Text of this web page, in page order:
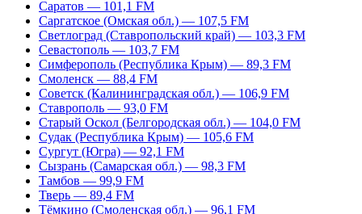
Саратов — 101,1 FM
Саргатское (Омская обл.) — 107,5 FM
Светлоград (Ставропольский край) — 103,3 FM
Севастополь — 103,7 FM
Симферополь (Республика Крым) — 89,3 FM
Смоленск — 88,4 FM
Советск (Калининградская обл.) — 106,9 FM
Ставрополь — 93,0 FM
Старый Оскол (Белгородская обл.) — 104,0 FM
Судак (Республика Крым) — 105,6 FM
Сургут (Югра) — 92,1 FM
Сызрань (Самарская обл.) — 98,3 FM
Тамбов — 99,9 FM
Тверь — 89,4 FM
Тёмкино (Смоленская обл.) — 96,1 FM